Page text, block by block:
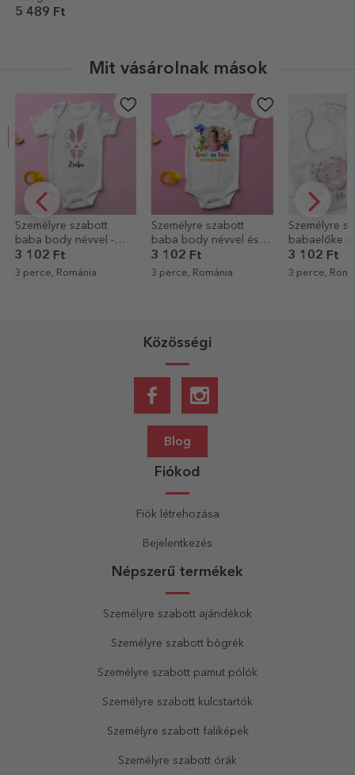
szöveggel - We Love
5 489 Ft
Mit vásárolnak mások
Személyre szabott
baba body névvel és
fotóval - TraLaLa
3 102 Ft
3 perce, Románia
Személyre szabott
babaelőke névvel -
Kicsi elefánt
3 102 Ft
3 perce, Románia
Személyre
nyuszi 2
5 011 Ft
3 perce,
Közösségi
Blog
Fiókod
Fiók létrehozása
Bejelentkezés
Népszerű termékek
Személyre szabott ajándékok
Személyre szabott bögrék
Személyre szabott pamut pólók
Személyre szabott kulcstartók
Személyre szabott faliképek
Személyre szabott órák